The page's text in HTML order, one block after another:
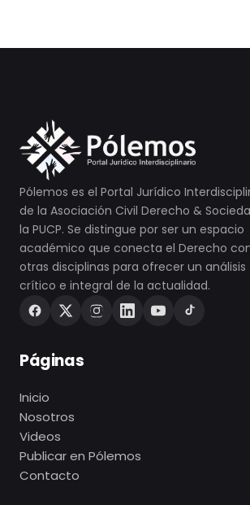
Pólemos es el Portal Jurídico
de la Asociación Civil Derecho &
la PUCP. Se distingue por ser un espacio
académico que conecta el Derecho
otras disciplinas para ofrecer un análisis
crítico e integral de la actualidad.
Páginas
Inicio
Nosotros
Videos
Publicar en Pólemos
Contacto